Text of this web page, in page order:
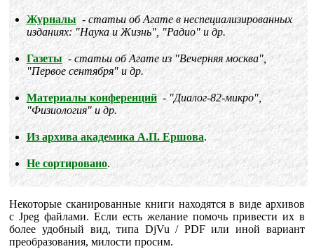
Журналы
статьи об Агате в неспециализированных
изданиях: "Наука и Жизнь", "Радио" и др.
Газеты
статьи об Агате из "Вечерняя москва",
"Первое сентября" и др.
Материалы конференций
"Диалог-82-микро",
"Физиология" и др.
Из архива академика А.П. Ершова.
Не сортировано.
Некоторые сканированные книги находятся в виде архивов
с Jpeg файлами. Если есть желание помочь привести их в
более удобный вид, типа DjVu / PDF или иной вариант
преобразования, милости просим.